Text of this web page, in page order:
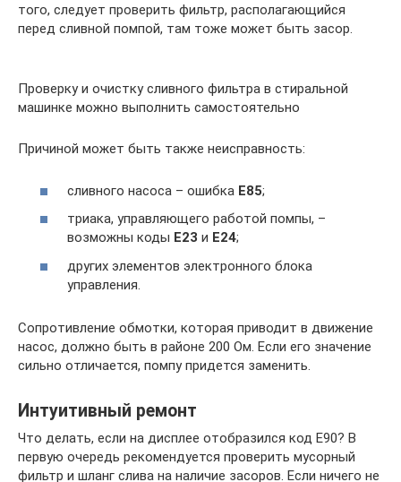
того, следует проверить фильтр, располагающийся
перед сливной помпой, там тоже может быть засор.
Проверку и очистку сливного фильтра в стиральной
машинке можно выполнить самостоятельно
Причиной может быть также неисправность:
сливного насоса – ошибка E85;
триака, управляющего работой помпы, –
возможны коды E23 и E24;
других элементов электронного блока
управления.
Сопротивление обмотки, которая приводит в движение
насос, должно быть в районе 200 Ом. Если его значение
сильно отличается, помпу придется заменить.
Интуитивный ремонт
Что делать, если на дисплее отобразился код E90? В
первую очередь рекомендуется проверить мусорный
фильтр и шланг слива на наличие засоров. Если ничего не